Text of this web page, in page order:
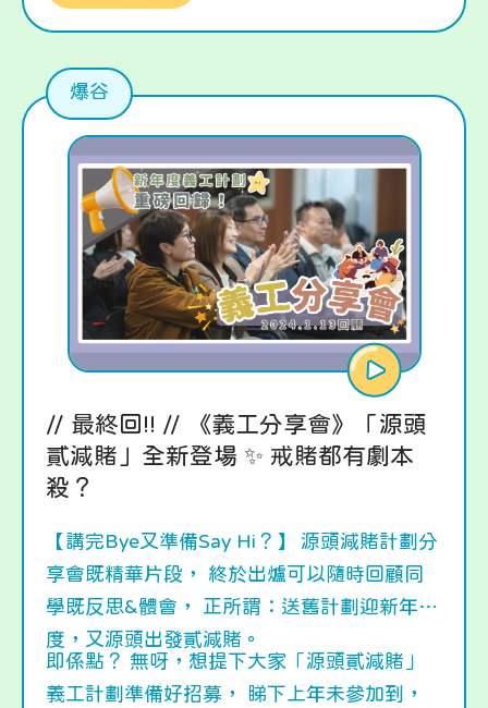
課💸❗其實類似賭博心態入面嘅「走寶感
💰」，會令到人想繼續追🏃🏻‍♀️，導致佢地會忽
略左身邊重要嘅人💔。 大家平時抽唔到SSR會
唔會想課金再抽？🔄抽SSR嘅%又係唔係真係
遊戲發展商所講咁有保證？🫢
// 最終回!! // 《義工分享會》「源頭
貳減賭」全新登場 ✨ 戒賭都有劇本
殺？
【講完Bye又準備Say Hi？】 源頭減賭計劃分
享會既精華片段， 終於出爐可以隨時回顧同
學既反思&體會， 正所謂：送舊計劃迎新年
度，又源頭出發貳減賭。
即係點？ 無呀，想提下大家「源頭貳減賭」
義工計劃準備好招募， 睇下上年未參加到，
爆谷